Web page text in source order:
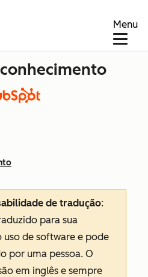
Menu
de tradução:
para sua
uso de software e pode
por uma pessoa. O
em inglês e sempre